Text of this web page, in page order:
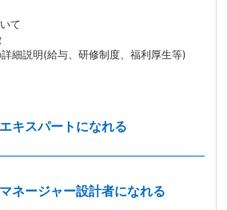
て
明(給与、研修制度、福利厚生等)
キスパートになれる
ネージャー設計者になれる